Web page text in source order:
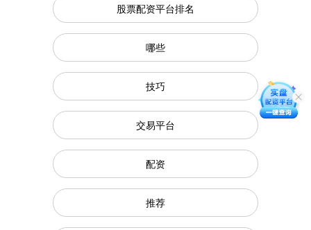
股票配资平台排名
哪些
技巧
交易平台
配资
推荐